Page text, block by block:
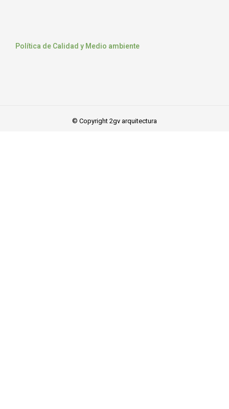
Política de Calidad y Medio ambiente
© Copyright 2gv arquitectura